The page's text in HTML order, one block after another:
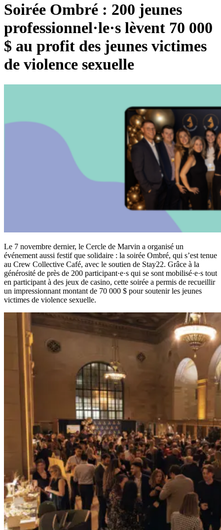
Soirée Ombré : 200 jeunes
professionnel·le·s lèvent 70 000
$ au profit des jeunes victimes
de violence sexuelle
Le 7 novembre dernier, le Cercle de Marvin a organisé un
événement aussi festif que solidaire : la soirée Ombré, qui s’est tenue
au Crew Collective Café, avec le soutien de Stay22. Grâce à la
générosité de près de 200 participant·e·s qui se sont mobilisé·e·s tout
en participant à des jeux de casino, cette soirée a permis de recueillir
un impressionnant montant de 70 000 $ pour soutenir les jeunes
victimes de violence sexuelle.